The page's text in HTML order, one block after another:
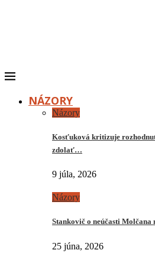
NÁZORY
Názory
Kosťuková kritizuje
zdolať…
9 júla, 2026
Názory
Stankovič o neúčasti
25 júna, 2026